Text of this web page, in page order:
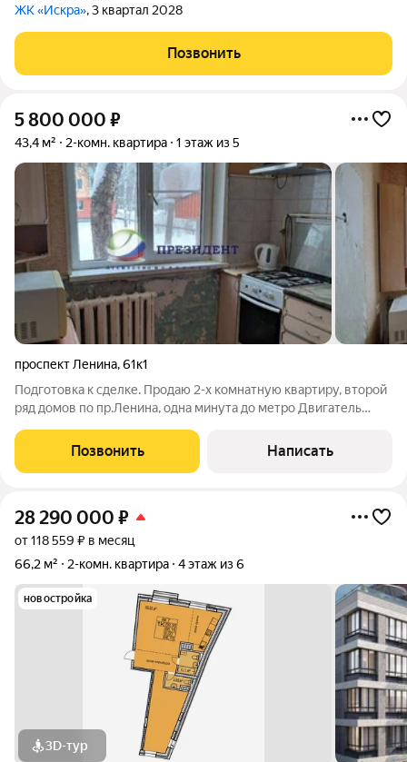
ЖК «Искра», 3 квартал 2028
Позвонить
5 800 000 ₽
43,4 м² 2-комн. квартира 1 этаж из 5
проспект Ленина,61к1
Подготовка к сделке. Продаю 2-х комнатную квартиру, второй
ряд домов по пр.Ленина, одна минута до метро Двигатель
города, идеальное местоположение. Дом обслуживает ТСЖ-
это значит чистота ,
Позвонить Написать
28 290 000 ₽
от 118 559 ₽ в месяц
66,2 м²
2-комн. квартира 4 этаж из 6
новостройка
3D-тур